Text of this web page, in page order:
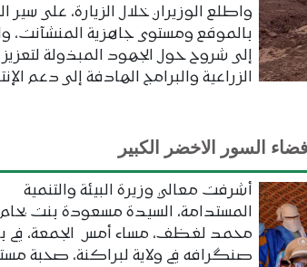
واطلع الوزيران خلال الزيارة، على سير
بالموقع ومستوى جاهزية المنشآنت،
إلى شروح حول الجهود المبذولة لتعزيز
الزراعية والبرامج الهادفة إلى دعم
السور الاخضر الكبير
أشرفت معالي وزيرة البيئة والتنمية
المستدامة، السيدة مسعودة بنت
محمد لغظف، مساء أمس الجمعة، في
صنگرافه في ولاية لبراكنة، صحبة